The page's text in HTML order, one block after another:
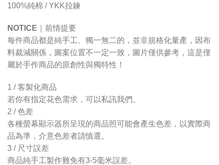
100%純棉 / YKK拉鍊
NOTICE
前情提要
每件商品都是純手工、獨一無二的，並非規格化量產，因布
料裁減關係，圖案位置不一定一致，圖片僅供參考，這是僅
屬於手作商品的原創性與獨特性！
1 /客製化商品
若你有指定花色需求，可以私訊我們。
2 /色差
各種螢幕顯示器所呈現的商品照可能會產生色差，以實際商
品為準，介意色差者請慎選。
3 / 尺寸誤差
商品純手工製作難免有3-5毫米誤差。